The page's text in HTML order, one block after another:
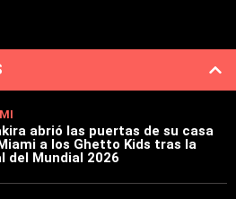
abrió las puertas de su casa
a los Ghetto Kids tras la
del Mundial 2026